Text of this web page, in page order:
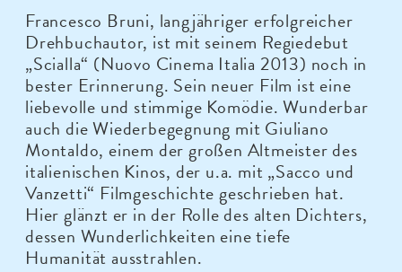
Francesco Bruni, langjähriger erfolgreicher
Drehbuchautor, ist mit seinem Regiedebut
„Scialla“ (Nuovo Cinema Italia 2013) noch in
bester Erinnerung. Sein neuer Film ist eine
liebevolle und stimmige Komödie. Wunderbar
auch die Wiederbegegnung mit Giuliano
Montaldo, einem der großen Altmeister des
italienischen Kinos, der u.a. mit „Sacco und
Vanzetti“ Filmgeschichte geschrieben hat.
Hier glänzt er in der Rolle des alten Dichters,
dessen Wunderlichkeiten eine tiefe
Humanität ausstrahlen.